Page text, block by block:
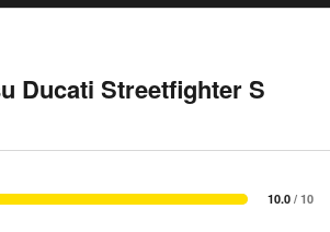
Ducati Streetfighter S
10.0 / 10